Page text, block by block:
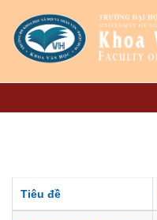
Tiêu đề